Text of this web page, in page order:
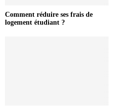
Comment réduire ses frais de
logement étudiant ?